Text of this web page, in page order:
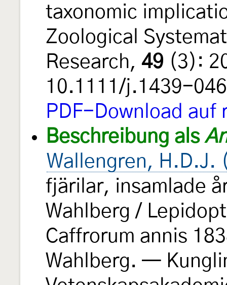
taxonomic
Zoological
Research, 49 (3):
10.1111/j.1439-
PDF-Download
Beschreibung als
Wallengren, H.D.J.
fjärilar, insamlade
Wahlberg /
Caffrorum annis
Wahlberg. —